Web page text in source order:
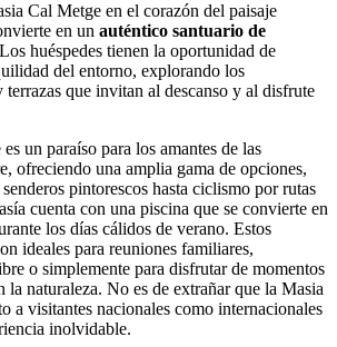
Cal Metge en el corazón del paisaje
en un auténtico santuario de
huéspedes tienen la oportunidad de
del entorno, explorando los
terrazas que invitan al descanso y al disfrute
un paraíso para los amantes de las
ofreciendo una amplia gama de opciones,
pintorescos hasta ciclismo por rutas
cuenta con una piscina que se convierte en
los días cálidos de verano. Estos
ideales para reuniones familiares,
o simplemente para disfrutar de momentos
la naturaleza. No es de extrañar que la Masia
a visitantes nacionales como internacionales
inolvidable.